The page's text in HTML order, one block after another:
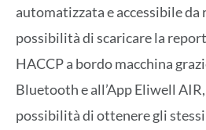
automatizzata e accessibile da
possibilità di scaricare la
HACCP a bordo macchina
Bluetooth e all’App Eliwell
possibilità di ottenere gli